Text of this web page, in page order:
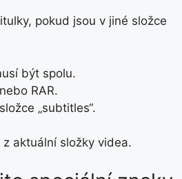
pokud jsou v jiné složce
být spolu.
RAR.
„subtitles“.
aktuální složky videa.